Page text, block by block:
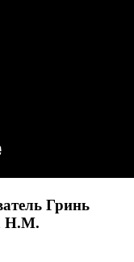
Гринь
Н.М.